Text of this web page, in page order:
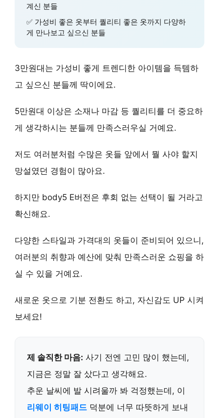
계신 분들
✅ 가성비 좋은 옷부터 퀄리티 좋은 옷까지 다양하
게 만나보고 싶으신 분들
3만원대는 가성비 좋게 트렌디한 아이템을 득템하
고 싶으신 분들께 딱이에요.
5만원대 이상은 소재나 마감 등 퀄리티를 더 중요하
게 생각하시는 분들께 만족스러우실 거예요.
저도 여러분처럼 수많은 옷들 앞에서 뭘 사야 할지
망설였던 경험이 많아요.
하지만 body5 E버전은 후회 없는 선택이 될 거라고
확신해요.
다양한 스타일과 가격대의 옷들이 준비되어 있으니,
여러분의 취향과 예산에 맞춰 만족스러운 쇼핑을 하
실 수 있을 거예요.
새로운 옷으로 기분 전환도 하고, 자신감도 UP 시켜
보세요!
제 솔직한 마음: 사기 전엔 고민 많이 했는데,
지금은 정말 잘 샀다고 생각해요.
추운 날씨에 발 시려울까 봐 걱정했는데, 이
리웨이 히팅패드 덕분에 너무 따뜻하게 보내